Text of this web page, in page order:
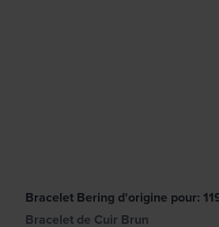
Bracelet Bering d'origine pour:
Bracelet de Cuir Brun